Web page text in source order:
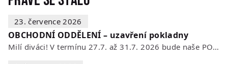
23. července 2026
OBCHODNÍ ODDĚLENÍ – uzavření pokladny
Milí diváci! V termínu 27.7. až 31.7. 2026 bude naše POKLADNA z technických…